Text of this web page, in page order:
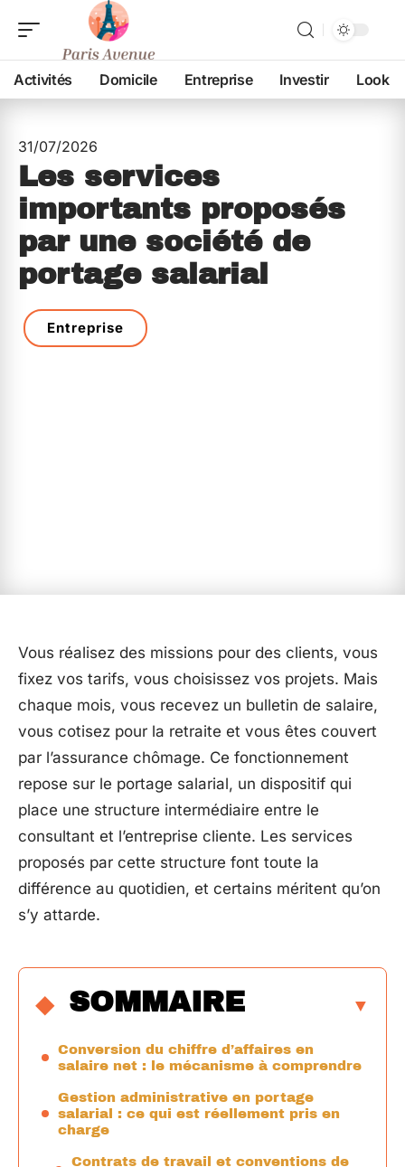
Activités Domicile Entreprise Investir Look
31/07/2026
Les services
importants proposés
par une société de
portage salarial
Entreprise
Vous réalisez des missions pour des clients, vous
fixez vos tarifs, vous choisissez vos projets. Mais
chaque mois, vous recevez un bulletin de salaire,
vous cotisez pour la retraite et vous êtes couvert
par l’assurance chômage. Ce fonctionnement
repose sur le portage salarial, un dispositif qui
place une structure intermédiaire entre le
consultant et l’entreprise cliente. Les services
proposés par cette structure font toute la
différence au quotidien, et certains méritent qu’on
s’y attarde.
SOMMAIRE
Conversion du chiffre d’affaires en
salaire net : le mécanisme à comprendre
Gestion administrative en portage
salarial : ce qui est réellement pris en
charge
Contrats de travail et conventions de